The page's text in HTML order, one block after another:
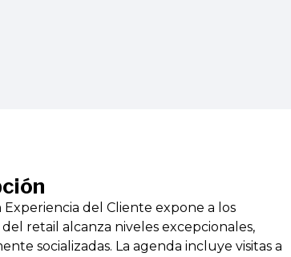
del Cliente expone a los
retail alcanza niveles excepcionales,
socializadas. La agenda incluye visitas a